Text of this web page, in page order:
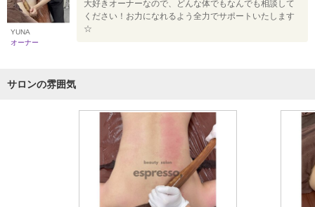
YUNA
オーナー
大好きオーナーなので、どんな体でもなんでも相談して
ください！お力になれるよう全力でサポートいたします
☆
サロンの雰囲気